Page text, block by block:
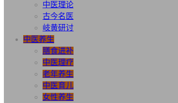
中医理论
古今名医
岐黄研讨
中医养生
膳食进补
中医理疗
老年养生
中医育儿
女性养生